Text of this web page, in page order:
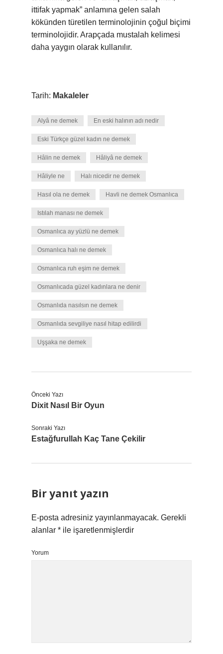
ittifak yapmak” anlamına gelen salah
kökünden türetilen terminolojinin çoğul biçimi
terminolojidir. Arapçada mustalah kelimesi
daha yaygın olarak kullanılır.
Tarih: Makaleler
Alyâ ne demek En eski halının adı nedir
Eski Türkçe güzel kadın ne demek
Hâlin ne demek Hâliyâ ne demek
Hâliyle ne Halı nicedir ne demek
Hasıl ola ne demek Havli ne demek Osmanlıca
Istılah manası ne demek
Osmanlıca ay yüzlü ne demek
Osmanlıca halı ne demek
Osmanlıca ruh eşim ne demek
Osmanlıcada güzel kadınlara ne denir
Osmanlıda nasılsın ne demek
Osmanlıda sevgiliye nasıl hitap edilirdi
Uşşaka ne demek
Önceki Yazı
Dixit Nasıl Bir Oyun
Sonraki Yazı
Estağfurullah Kaç Tane Çekilir
Bir yanıt yazın
E-posta adresiniz yayınlanmayacak. Gerekli
alanlar * ile işaretlenmişlerdir
Yorum